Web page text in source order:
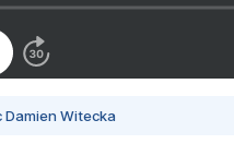
Damien Witecka